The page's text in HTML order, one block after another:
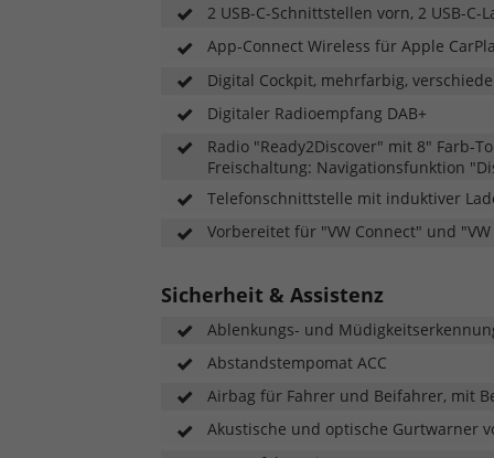
2 USB-C-Schnittstellen vorn, 2 USB-
App-Connect Wireless für Apple
Digital Cockpit, mehrfarbig,
Digitaler Radioempfang DAB+
Radio "Ready2Discover" mit 8" Farb-
Freischaltung: Navigationsfunktion
Telefonschnittstelle mit induktiver
Vorbereitet für "VW Connect" und
Sicherheit & Assistenz
Ablenkungs- und
Abstandstempomat ACC
Airbag für Fahrer und Beifahrer, mit
Akustische und optische Gurtwarner